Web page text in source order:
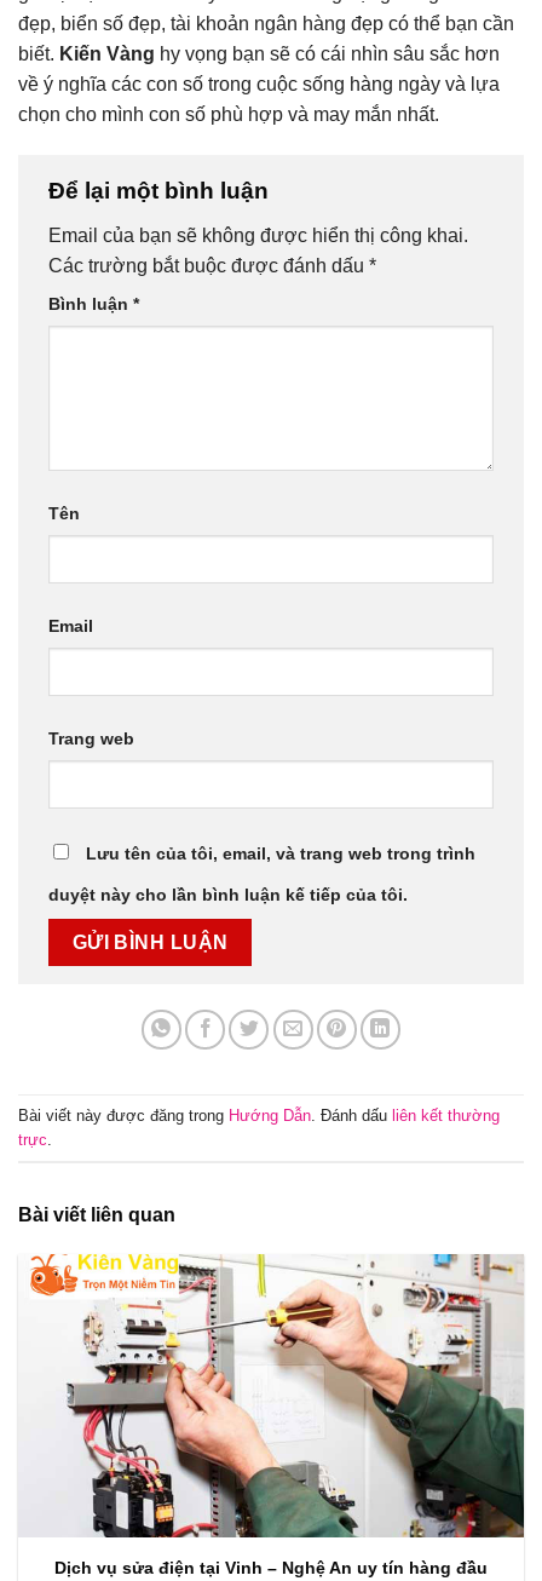
đẹp, biển số đẹp, tài khoản ngân hàng đẹp có thể bạn cần
biết. Kiến Vàng hy vọng bạn sẽ có cái nhìn sâu sắc hơn
về ý nghĩa các con số trong cuộc sống hàng ngày và lựa
chọn cho mình con số phù hợp và may mắn nhất.
Để lại một bình luận
Email của bạn sẽ không được hiển thị công khai.
Các trường bắt buộc được đánh dấu *
Bình luận *
Tên
Email
Trang web
Lưu tên của tôi, email, và trang web trong trình
duyệt này cho lần bình luận kế tiếp của tôi.
Bài viết này được đăng trong Hướng Dẫn . Đánh dấu liên kết thường
trực
Bài viết liên quan
Dịch vụ sửa điện tại Vinh – Nghệ An uy tín hàng đầu